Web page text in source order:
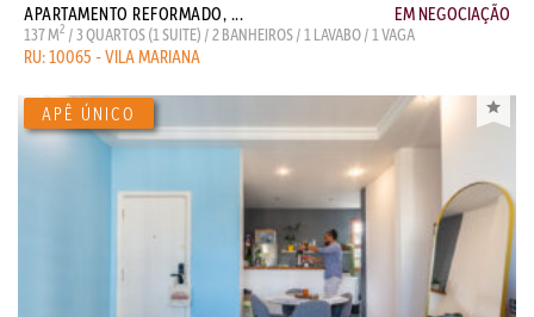
APARTAMENTO REFORMADO, ... EM NEGOCIAÇÃO
137 M2 / 3 QUARTOS (1 SUITE) / 2 BANHEIROS / 1 LAVABO / 1 VAGA
RU: 10065 - VILA MARIANA